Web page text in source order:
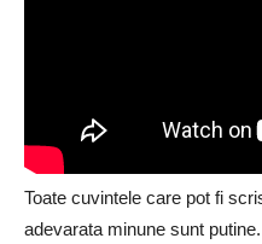
Toate cuvintele care pot fi
adevarata minune sunt